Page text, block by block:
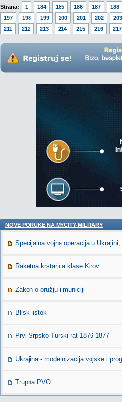
Strana: 1 184 185 186 187 188
197
198 199 200 201 202 203
211
212 213 214 215 216 217
NOVE PORUKE NA MYCITY-MILITARY
Specijalna vojna operacija u Ukrajini,
Raketna krstarica klase Kirov
Zakon o oružju i municiji
Bliski istok
Prvi Srpsko-Turski rat 1876-1877
Ukrajina - modernizacija vojske i
Trupna PVO